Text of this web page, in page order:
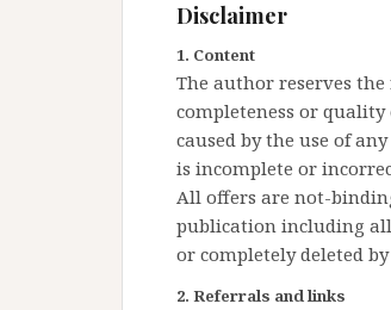
Disclaimer
1. Content
The author reserves
completeness or
caused by the use of
is incomplete or
All offers are not-
publication including
or completely deleted
2. Referrals and links